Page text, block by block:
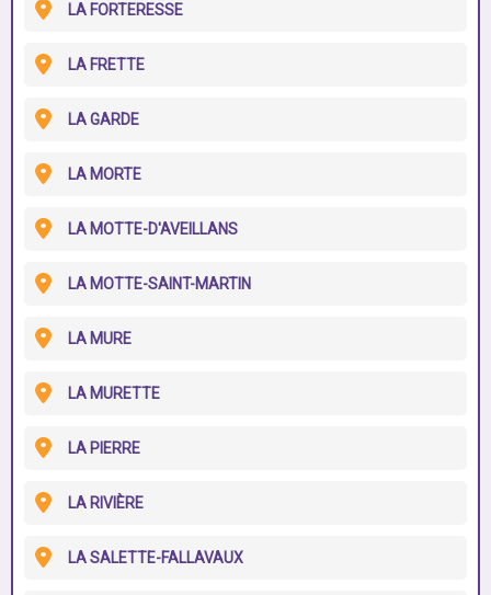
LA FORTERESSE
LA FRETTE
LA GARDE
LA MORTE
LA MOTTE-D'AVEILLANS
LA MOTTE-SAINT-MARTIN
LA MURE
LA MURETTE
LA PIERRE
LA RIVIÈRE
LA SALETTE-FALLAVAUX